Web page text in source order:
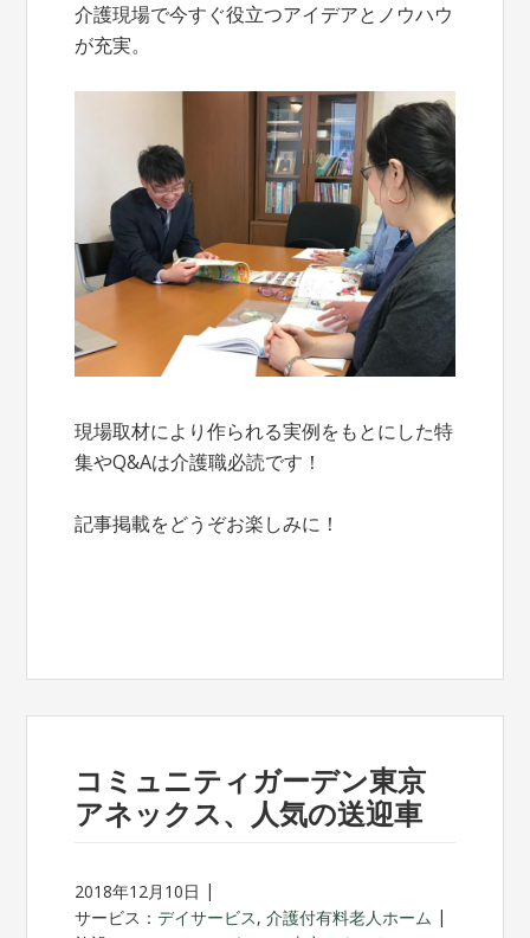
介護現場で今すぐ役立つアイデアとノウハウ
が充実。
現場取材により作られる実例をもとにした特
集やQ&Aは介護職必読です！
記事掲載をどうぞお楽しみに！
コミュニティガーデン東京
アネックス、人気の送迎車
2018年12月10日
サービス：デイサービス,介護付有料老人ホーム